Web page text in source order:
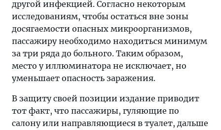
другой инфекцией. Согласно некоторым
исследованиям, чтобы остаться вне зоны
досягаемости опасных микроорганизмов,
пассажиру необходимо находиться минимум
за три ряда до больного. Таким образом,
место у иллюминатора не исключает, но
уменьшает опасность заражения.
В защиту своей позиции издание приводит
тот факт, что пассажиры, гуляющие по
салону или направляющиеся в туалет, дальше